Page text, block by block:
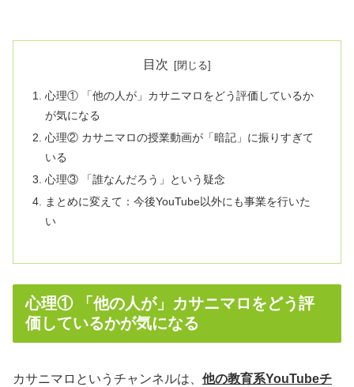
目次
心理① 「他の人が」カサニマロをどう評価しているか
が気になる
心理② カサニマロの授業動画が「暗記」に振りすぎて
いる
心理③ 「誰なんだろう」という疑念
まとめに変えて：今後YouTube以外にも事業を行いた
い
心理① 「他の人が」カサニマロをどう評
価しているかが気になる
カサニマロというチャンネルは、 他の教育系YouTubeチ